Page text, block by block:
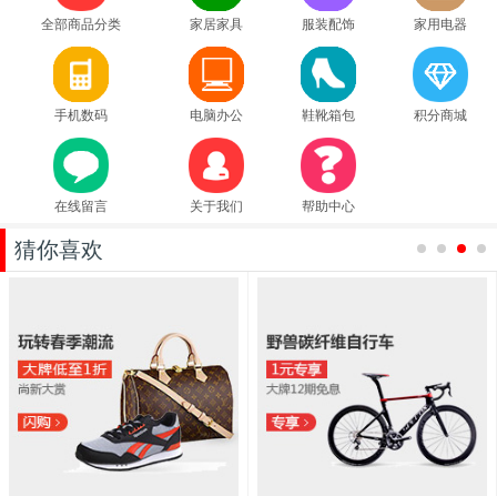
全部商品分类 家居家具 服装配饰 家用电器
手机数码 电脑办公 鞋靴箱包 积分商城
在线留言 关于我们 帮助中心
猜你喜欢